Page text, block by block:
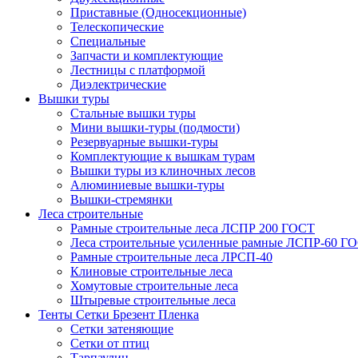
Приставные (Односекционные)
Телескопические
Специальные
Запчасти и комплектующие
Лестницы с платформой
Диэлектрические
Вышки туры
Стальные вышки туры
Мини вышки-туры (подмости)
Резервуарные вышки-туры
Комплектующие к вышкам турам
Вышки туры из клиночных лесов
Алюминиевые вышки-туры
Вышки-стремянки
Леса строительные
Рамные строительные леса ЛСПР 200 ГОСТ
Леса строительные усиленные рамные ЛСПР-60
Рамные строительные леса ЛРСП-40
Клиновые строительные леса
Хомутовые строительные леса
Штыревые строительные леса
Тенты Сетки Брезент Пленка
Сетки затеняющие
Сетки от птиц